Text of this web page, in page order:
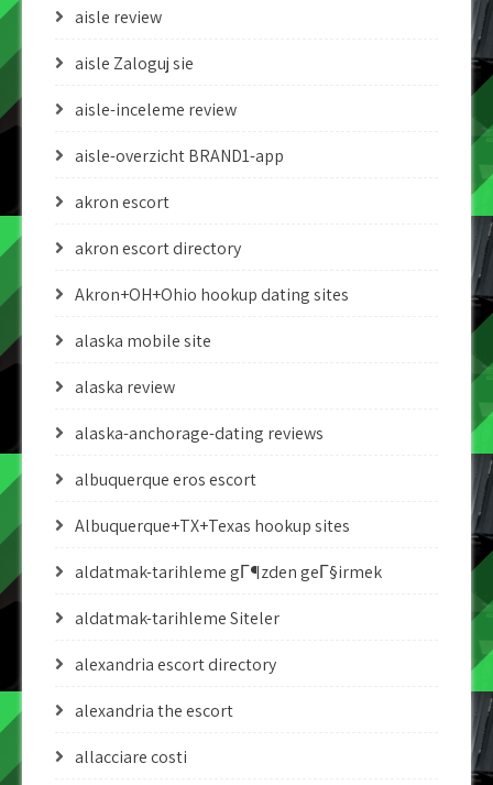
aisle review
aisle Zaloguj sie
aisle-inceleme review
aisle-overzicht BRAND1-app
akron escort
akron escort directory
Akron+OH+Ohio hookup dating sites
alaska mobile site
alaska review
alaska-anchorage-dating reviews
albuquerque eros escort
Albuquerque+TX+Texas hookup sites
aldatmak-tarihleme gГ¶zden geГ§irmek
aldatmak-tarihleme Siteler
alexandria escort directory
alexandria the escort
allacciare costi